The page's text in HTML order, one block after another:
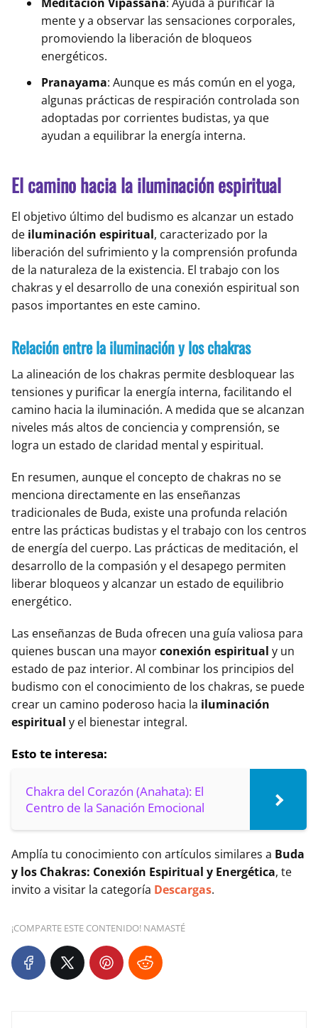
Meditación Vipassana: Ayuda a purificar la
mente y a observar las sensaciones corporales,
promoviendo la liberación de bloqueos
energéticos.
Pranayama: Aunque es más común en el yoga,
algunas prácticas de respiración controlada son
adoptadas por corrientes budistas, ya que
ayudan a equilibrar la energía interna.
El camino hacia la iluminación espiritual
El objetivo último del budismo es alcanzar un estado
de iluminación espiritual, caracterizado por la
liberación del sufrimiento y la comprensión profunda
de la naturaleza de la existencia. El trabajo con los
chakras y el desarrollo de una conexión espiritual son
pasos importantes en este camino.
Relación entre la iluminación y los chakras
La alineación de los chakras permite desbloquear las
tensiones y purificar la energía interna, facilitando el
camino hacia la iluminación. A medida que se alcanzan
niveles más altos de conciencia y comprensión, se
logra un estado de claridad mental y espiritual.
En resumen, aunque el concepto de chakras no se
menciona directamente en las enseñanzas
tradicionales de Buda, existe una profunda relación
entre las prácticas budistas y el trabajo con los centros
de energía del cuerpo. Las prácticas de meditación, el
desarrollo de la compasión y el desapego permiten
liberar bloqueos y alcanzar un estado de equilibrio
energético.
Las enseñanzas de Buda ofrecen una guía valiosa para
quienes buscan una mayorconexión espiritual y un
estado de paz interior. Al combinar los principios del
budismo con el conocimiento de los chakras, se puede
crear un camino poderoso hacia la iluminación
espiritual y el bienestar integral.
Esto te interesa:
Chakra del Corazón (Anahata): El
Centro de la Sanación Emocional
Amplía tu conocimiento con artículos similares a Buda
y los Chakras: Conexión Espiritual y Energética, te
invito a visitar la categoría Descargas.
¡COMPARTE ESTE CONTENIDO! NAMASTÉ